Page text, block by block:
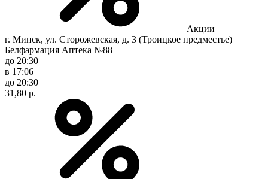
Акции
г. Минск, ул. Сторожевская, д. 3 (Троицкое предместье)
Белфармация Аптека №88
до 20:30
в 17:06
до 20:30
31,80 р.